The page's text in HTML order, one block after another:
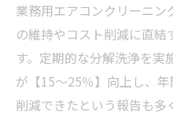
業務用エアコンクリーニ
の維持やコスト削減に直
す。定期的な分解洗浄を実
が【15～25％】向上し、
削減できたという報告も多